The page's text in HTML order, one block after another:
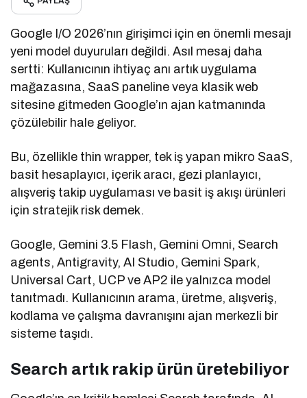
Google I/O 2026’nın girişimci için en önemli mesajı
yeni model duyuruları değildi. Asıl mesaj daha
sertti: Kullanıcının ihtiyaç anı artık uygulama
mağazasına, SaaS paneline veya klasik web
sitesine gitmeden Google’ın ajan katmanında
çözülebilir hale geliyor.
Bu, özellikle thin wrapper, tek iş yapan mikro SaaS,
basit hesaplayıcı, içerik aracı, gezi planlayıcı,
alışveriş takip uygulaması ve basit iş akışı ürünleri
için stratejik risk demek.
Google, Gemini 3.5 Flash, Gemini Omni, Search
agents, Antigravity, AI Studio, Gemini Spark,
Universal Cart, UCP ve AP2 ile yalnızca model
tanıtmadı. Kullanıcının arama, üretme, alışveriş,
kodlama ve çalışma davranışını ajan merkezli bir
sisteme taşıdı.
Search artık rakip ürün üretebiliyor